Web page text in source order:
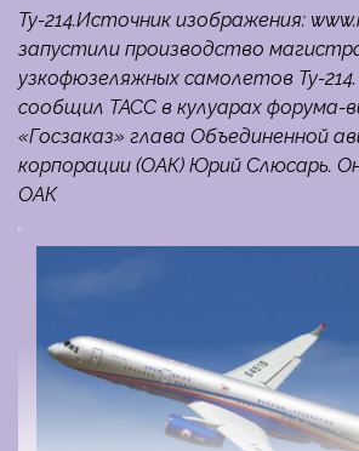
Ту-214.Источник изображения:
запустили производство
узкофюзеляжных самолетов Ту-
сообщил ТАСС в кулуарах форума-
«Госзаказ» глава Объединенной
корпорации (ОАК) Юрий Слюсарь.
ОАК